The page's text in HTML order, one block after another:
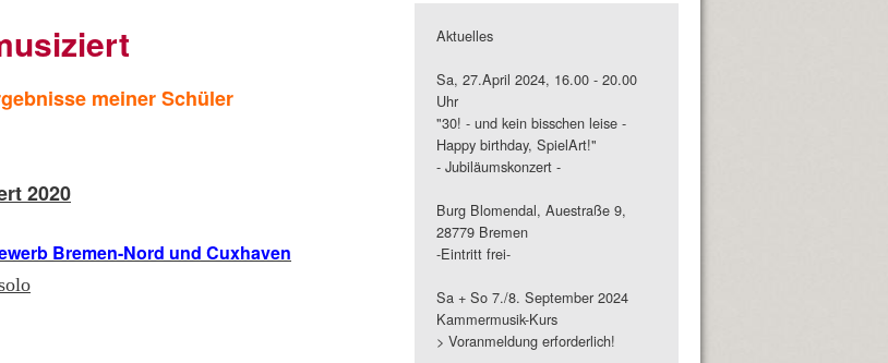
meiner Schüler
2020
Bremen-Nord und Cuxhaven
Aktuelles
Sa, 27.April 2024, 16.00 - 20.00
Uhr
"30! - und kein bisschen leise -
Happy birthday, SpielArt!"
- Jubiläumskonzert -
Burg Blomendal, Auestraße 9,
28779 Bremen
-Eintritt frei-
Sa + So 7./8. September 2024
Kammermusik-Kurs
> Voranmeldung erforderlich!